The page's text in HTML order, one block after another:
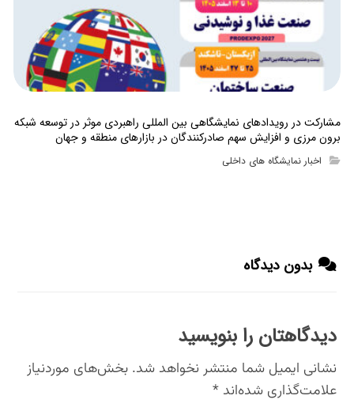
مشارکت در رویدادهای نمایشگاهی بین المللی راهبردی موثر در توسعه شبکه
برون مرزی و افزایش سهم صادرکنندگان در بازارهای منطقه و جهان
اخبار نمایشگاه های داخلی
بدون دیدگاه
دیدگاهتان را بنویسید
نشانی ایمیل شما منتشر نخواهد شد. بخش‌های موردنیاز
علامت‌گذاری شده‌اند*